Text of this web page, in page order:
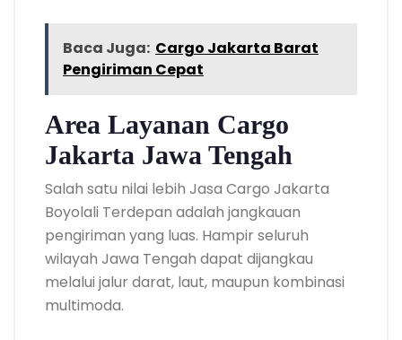
Baca Juga: Cargo Jakarta Barat
Pengiriman Cepat
Area Layanan Cargo
Jakarta Jawa Tengah
Salah satu nilai lebih Jasa Cargo Jakarta
Boyolali Terdepan adalah jangkauan
pengiriman yang luas. Hampir seluruh
wilayah Jawa Tengah dapat dijangkau
melalui jalur darat, laut, maupun kombinasi
multimoda.